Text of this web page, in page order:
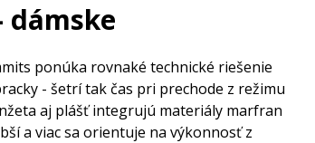
dámske
ponúka rovnaké technické riešenie
- šetrí tak čas pri prechode z režimu
aj plášť integrujú materiály marfran
a viac sa orientuje na výkonnosť z